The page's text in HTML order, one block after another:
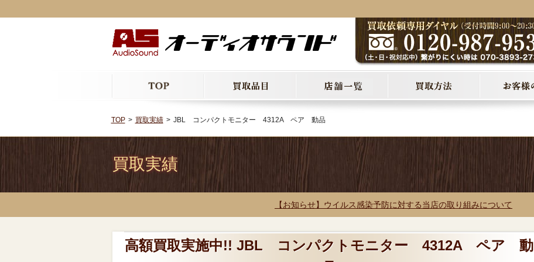
TOP 買取実績 JBL コンパクトモニター 4312A ペア 動品
買取実績
【お知らせ】ウイルス感染予防に対する当店の取り組みについて
高額買取実施中!! JBL コンパクトモニター 4312A ペア 動